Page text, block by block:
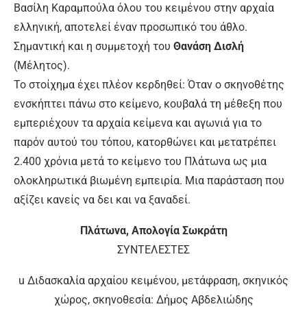
Βασίλη Καραμπούλα όλου του κειμένου στην αρχαία
ελληνική, αποτελεί έναν προσωπικό του άθλο.
Σημαντική και η συμμετοχή του Θανάση Δισλή
(Μέλητος).
Το στοίχημα έχει πλέον κερδηθεί: Όταν ο σκηνοθέτης
ενσκήπτει πάνω στο κείμενο, κουβαλά τη μέθεξη που
εμπεριέχουν τα αρχαία κείμενα και αγωνιά για το
παρόν αυτού του τόπου, κατορθώνει και μετατρέπει
2.400 χρόνια μετά το κείμενο του Πλάτωνα ως μια
ολοκληρωτικά βιωμένη εμπειρία. Μια παράσταση που
αξίζει κανείς να δει και να ξαναδεί.
Πλάτωνα, Απολογία Σωκράτη
ΣΥΝΤΕΛΕΣΤΕΣ
u Διδασκαλία αρχαίου κειμένου, μετάφραση, σκηνικός
χώρος, σκηνοθεσία: Δήμος Αβδελιώδης